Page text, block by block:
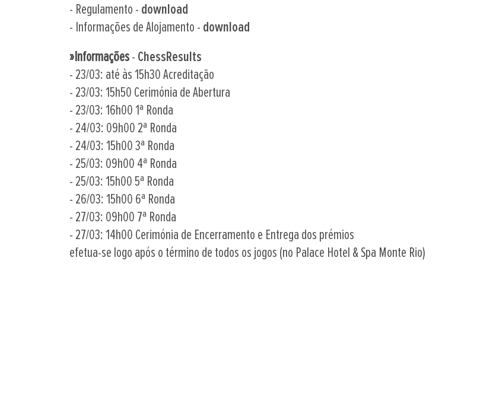
- Regulamento - download
- Informações de Alojamento - download
»Informações - ChessResults
- 23/03: até às 15h30 Acreditação
- 23/03: 15h50 Cerimónia de Abertura
- 23/03: 16h00 1ª Ronda
- 24/03: 09h00 2ª Ronda
- 24/03: 15h00 3ª Ronda
- 25/03: 09h00 4ª Ronda
- 25/03: 15h00 5ª Ronda
- 26/03: 15h00 6ª Ronda
- 27/03: 09h00 7ª Ronda
- 27/03: 14h00 Cerimónia de Encerramento e Entrega dos prémios
efetua-se logo após o término de todos os jogos (no Palace Hotel & Spa Monte Rio)